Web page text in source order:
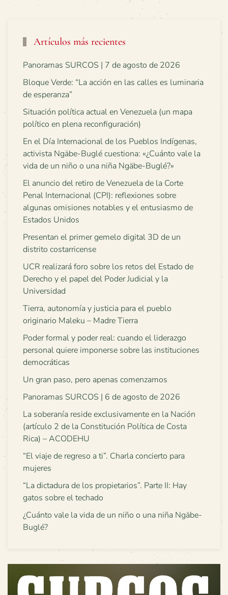
Artículos más recientes
Panoramas SURCOS | 7 de agosto de 2026
Bloque Verde: “La acción en las calles es luminaria
de esperanza”
Situación política actual en Venezuela (un mapa
político en plena reconfiguración)
En el Día Internacional de los Pueblos Indígenas,
activista Ngäbe-Buglé cuestiona: «¿Cuánto vale la
vida de un niño o una niña Ngäbe-Buglé?»
El anuncio del retiro de Venezuela de la Corte
Penal Internacional (CPI): reflexiones sobre
algunas omisiones notables y el entusiasmo de
Estados Unidos
Presentan el primer gemelo digital 3D de un
distrito costarricense
UCR realizará foro sobre los retos del Estado de
Derecho y el papel del Poder Judicial y la
Universidad
Tierra, autonomía y justicia para el pueblo
originario Maleku – Madre Tierra
Poder formal y poder real: cuando el liderazgo
personal quiere imponerse sobre las instituciones
democráticas
Un gran paso, pero apenas comenzamos
Panoramas SURCOS | 6 de agosto de 2026
La soberanía reside exclusivamente en la Nación
(artículo 2 de la Constitución Política de Costa
Rica) – ACODEHU
“El viaje de regreso a ti”. Charla concierto para
mujeres
“La dictadura de los propietarios”. Parte II: Hay
gatos sobre el techado
¿Cuánto vale la vida de un niño o una niña Ngäbe-
Buglé?